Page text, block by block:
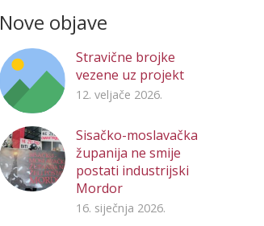
Nove objave
Stravične brojke
vezene uz projekt
12. veljače 2026.
Sisačko-moslavačka
županija ne smije
postati industrijski
Mordor
16. siječnja 2026.